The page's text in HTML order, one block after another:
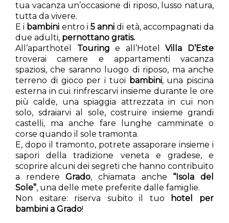
tua vacanza un’occasione di riposo, lusso natura,
tutta da vivere.
E i bambini entro i5 annidi età, accompagnati da
due adulti, pernottano gratis.
All’aparthotel Touringe all’HotelVilla D’Este
troverai camere e appartamenti vacanza
spaziosi, che saranno luogo di riposo, ma anche
terreno di gioco per i tuoi bambini, una piscina
esterna in cui rinfrescarvi insieme durante le ore
più calde, una spiaggia attrezzata in cui non
solo, sdraiarvi al sole, costruire insieme grandi
castelli, ma anche fare lunghe camminate o
corse quando il sole tramonta.
E, dopo il tramonto, potrete assaporare insieme i
sapori della tradizione veneta e gradese, e
scoprire alcuni dei segreti che hanno contribuito
a rendereGrado, chiamata anche “Isola del
Sole”, una delle mete preferite dalle famiglie.
Non esitare: riserva subito il tuo hotel per
bambini a Grado!